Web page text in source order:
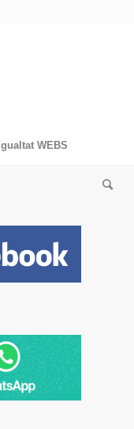
Igualtat WEBS